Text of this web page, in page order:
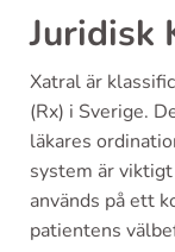
Juridisk
Xatral är
(Rx) i Sverige.
läkares
system är
används på ett
patientens